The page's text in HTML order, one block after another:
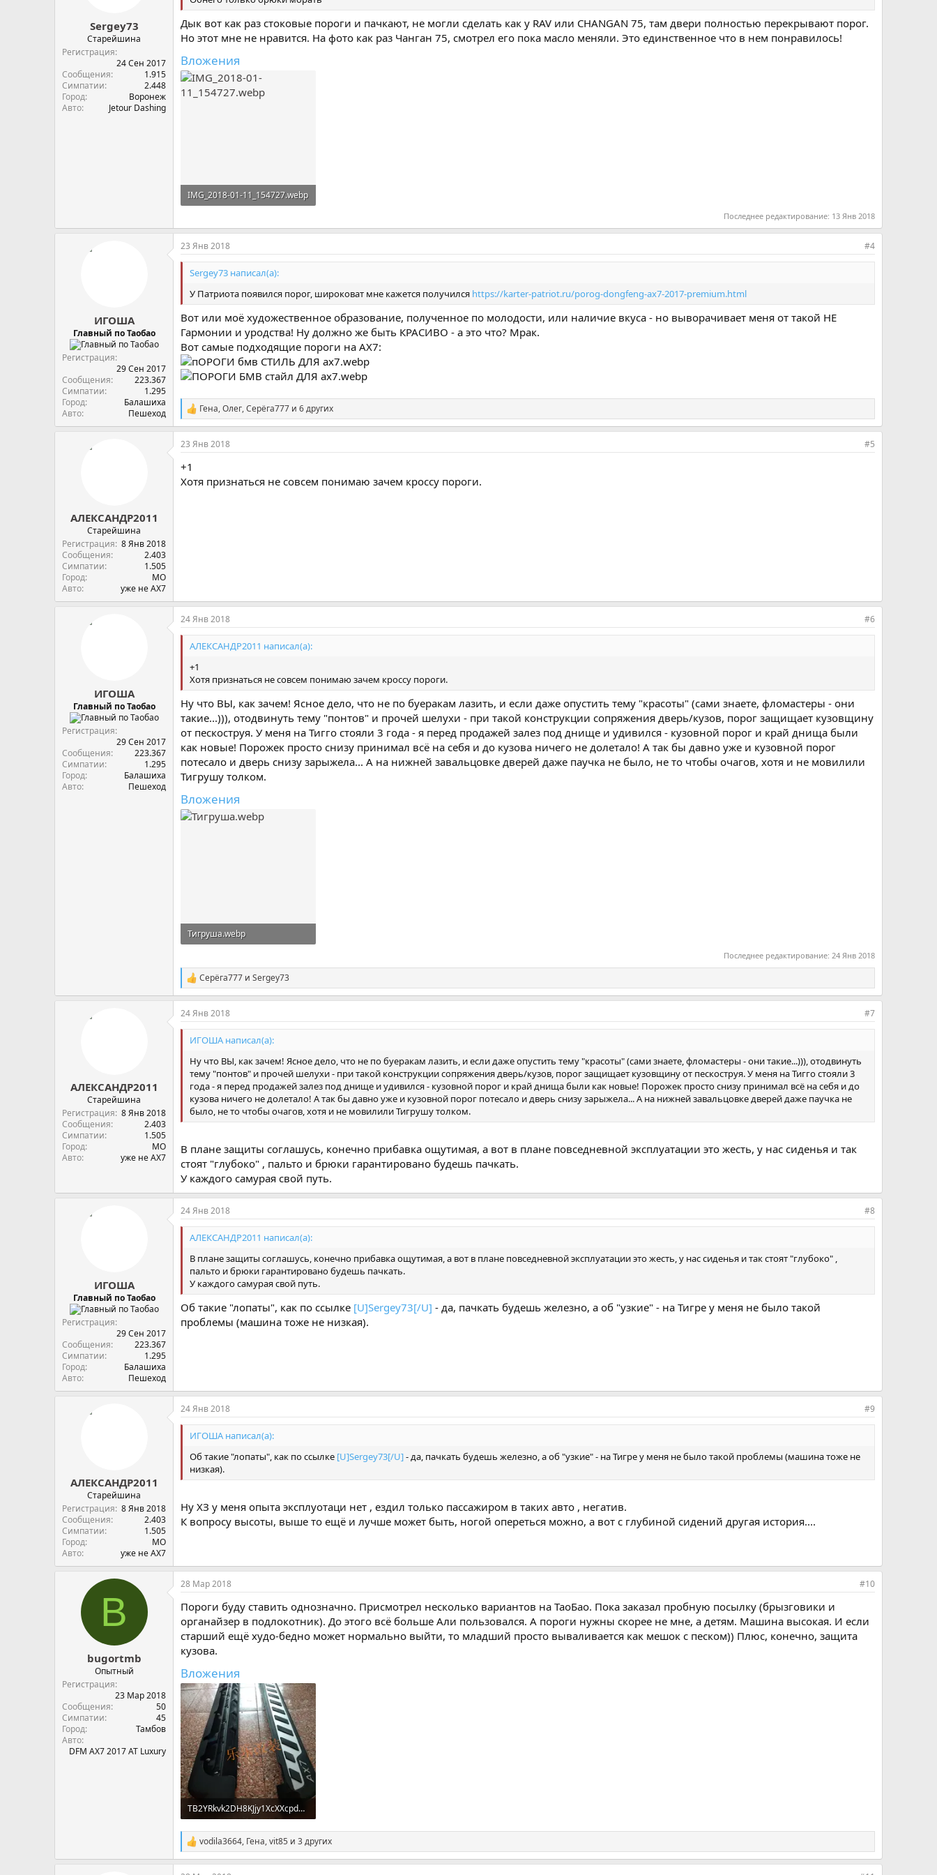
Sergey73
Старейшина
Регистрация
24 Сен 2017
Сообщения
1.915
Симпатии
2.448
Город
Воронеж
Авто
Jetour Dashing
Дык вот как раз стоковые пороги и пачкают, не могли сделать как у RAV или CHANGAN 75, там двери полностью перекрывают порог.
Но этот мне не нравится. На фото как раз Чанган 75, смотрел его пока масло меняли. Это единственное что в нем понравилось!
Вложения
IMG_2018-01-11_154727.webp
Последнее редактирование: 13 Янв 2018
ИГОША
Главный по Таобао
Регистрация
29 Сен 2017
Сообщения
223.367
Симпатии
1.295
Город
Балашиха
Авто
Пешеход
23 Янв 2018 #4
Sergey73 написал(а):
У Патриота появился порог, широковат мне кажется получился https://karter-patriot.ru/porog-dongfeng-ax7-2017-premium.html
Вот или моё художественное образование, полученное по молодости, или наличие вкуса - но выворачивает меня от такой НЕ
Гармонии и уродства! Ну должно же быть КРАСИВО - а это что? Мрак.
Вот самые подходящие пороги на АХ7:
С
и
м
п
т
и
Гена,Олег,Серёга777 и 6 других
АЛЕКСАНДР2011
Старейшина
Регистрация 8 Янв 2018
Сообщения
2.403
Симпатии
1.505
Город
МО
Авто
уже не АХ7
23 Янв 2018 #5
+1
Хотя признаться не совсем понимаю зачем кроссу пороги.
ИГОША
Главный по Таобао
Регистрация
29 Сен 2017
Сообщения
223.367
Симпатии
1.295
Город
Балашиха
Авто
Пешеход
24 Янв 2018 #6
АЛЕКСАНДР2011 написал(а):
+1
Хотя признаться не совсем понимаю зачем кроссу пороги.
Ну что ВЫ, как зачем! Ясное дело, что не по буеракам лазить, и если даже опустить тему "красоты" (сами знаете, фломастеры - они
такие...))), отодвинуть тему "понтов" и прочей шелухи - при такой конструкции сопряжения дверь/кузов, порог защищает кузовщину
от пескоструя. У меня на Тигго стояли 3 года - я перед продажей залез под днище и удивился - кузовной порог и край днища были
как новые! Порожек просто снизу принимал всё на себя и до кузова ничего не долетало! А так бы давно уже и кузовной порог
потесало и дверь снизу зарыжела... А на нижней завальцовке дверей даже паучка не было, не то чтобы очагов, хотя и не мовилили
Тигрушу толком.
Вложения
Тигруша.webp
Последнее редактирование: 24 Янв 2018
С
и
м
п
а
и
Серёга777 и Sergey73
АЛЕКСАНДР2011
Старейшина
Регистрация 8 Янв 2018
Сообщения
2.403
Симпатии
1.505
Город
МО
Авто
уже не АХ7
24 Янв 2018 #7
ИГОША написал(а):
Ну что ВЫ, как зачем! Ясное дело, что не по буеракам лазить, и если даже опустить тему "красоты" (сами знаете, фломастеры - они такие...))), отодвинуть
тему "понтов" и прочей шелухи - при такой конструкции сопряжения дверь/кузов, порог защищает кузовщину от пескоструя. У меня на Тигго стояли 3
года - я перед продажей залез под днище и удивился - кузовной порог и край днища были как новые! Порожек просто снизу принимал всё на себя и до
кузова ничего не долетало! А так бы давно уже и кузовной порог потесало и дверь снизу зарыжела... А на нижней завальцовке дверей даже паучка не
было, не то чтобы очагов, хотя и не мовилили Тигрушу толком.
В плане защиты соглашусь, конечно прибавка ощутимая, а вот в плане повседневной эксплуатации это жесть, у нас сиденья и так
стоят "глубоко" , пальто и брюки гарантировано будешь пачкать.
У каждого самурая свой путь.
ИГОША
Главный по Таобао
Регистрация
29 Сен 2017
Сообщения
223.367
Симпатии
1.295
Город
Балашиха
Авто
Пешеход
24 Янв 2018 #8
АЛЕКСАНДР2011 написал(а):
В плане защиты соглашусь, конечно прибавка ощутимая, а вот в плане повседневной эксплуатации это жесть, у нас сиденья и так стоят "глубоко" ,
пальто и брюки гарантировано будешь пачкать.
У каждого самурая свой путь.
Об такие "лопаты", как по ссылке [U]Sergey73[/U] - да, пачкать будешь железно, а об "узкие" - на Тигре у меня не было такой
проблемы (машина тоже не низкая).
АЛЕКСАНДР2011
Старейшина
Регистрация 8 Янв 2018
Сообщения
2.403
Симпатии
1.505
Город
МО
Авто
уже не АХ7
24 Янв 2018 #9
ИГОША написал(а):
Об такие "лопаты", как по ссылке [U]Sergey73[/U]- да, пачкать будешь железно, а об "узкие" - на Тигре у меня не было такой проблемы (машина тоже не
низкая).
Ну ХЗ у меня опыта эксплуотаци нет , ездил только пассажиром в таких авто , негатив.
К вопросу высоты, выше то ещё и лучше может быть, ногой опереться можно, а вот с глубиной сидений другая история....
B
bugortmb
Опытный
Регистрация
23 Мар 2018
Сообщения
50
Симпатии
45
Город
Тамбов
Авто
DFM AX7 2017 AT Luxury
28 Мар 2018 #10
Пороги буду ставить однозначно. Присмотрел несколько вариантов на ТаоБао. Пока заказал пробную посылку (брызговики и
органайзер в подлокотник). До этого всё больше Али пользовался. А пороги нужны скорее не мне, а детям. Машина высокая. И если
старший ещё худо-бедно может нормально выйти, то младший просто вываливается как мешок с песком)) Плюс, конечно, защита
кузова.
Вложения
TB2YRkvk2DH8KJjy1XcXXcpdXXa_!!3170580726.webp
111,3 KB · Просмотры: 1.077
С
и
м
vodila3664, Гена,vit85 и 3 других